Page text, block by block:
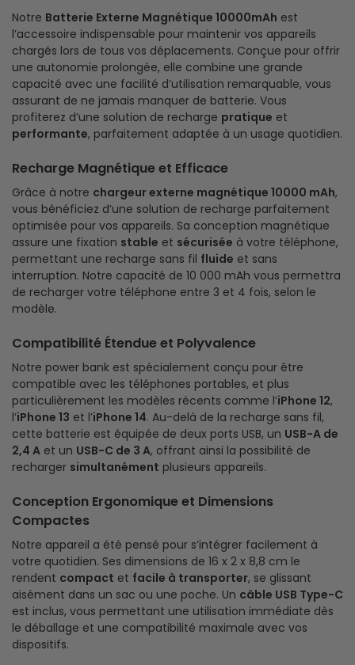
Notre Batterie Externe Magnétique 10000mAh est
l’accessoire indispensable pour maintenir vos appareils
chargés lors de tous vos déplacements. Conçue pour offrir
une autonomie prolongée, elle combine une grande
capacité avec une facilité d’utilisation remarquable, vous
assurant de ne jamais manquer de batterie. Vous
profiterez d’une solution de recharge pratique et
performante, parfaitement adaptée à un usage quotidien.
Recharge Magnétique et Efficace
Grâce à notre chargeur externe magnétique 10000 mAh,
vous bénéficiez d’une solution de recharge parfaitement
optimisée pour vos appareils. Sa conception magnétique
assure une fixation stable et sécurisée à votre téléphone,
permettant une recharge sans fil fluide et sans
interruption. Notre capacité de 10 000 mAh vous permettra
de recharger votre téléphone entre 3 et 4 fois, selon le
modèle.
Compatibilité Étendue et Polyvalence
Notre power bank est spécialement conçu pour être
compatible avec les téléphones portables, et plus
particulièrement les modèles récents comme l’iPhone 12,
l’iPhone 13 et l’iPhone 14. Au-delà de la recharge sans fil,
cette batterie est équipée de deux ports USB, un USB-A de
2,4 A et un USB-C de 3 A, offrant ainsi la possibilité de
recharger simultanément plusieurs appareils.
Conception Ergonomique et Dimensions
Compactes
Notre appareil a été pensé pour s’intégrer facilement à
votre quotidien. Ses dimensions de 16 x 2 x 8,8 cm le
rendent compact et facile à transporter, se glissant
aisément dans un sac ou une poche. Un câble USB Type-C
est inclus, vous permettant une utilisation immédiate dès
le déballage et une compatibilité maximale avec vos
dispositifs.